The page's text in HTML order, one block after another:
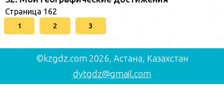
Страница 162
1 2 3
©kzgdz.com 2026, Астана, Казахстан
dytgdz@gmail.com